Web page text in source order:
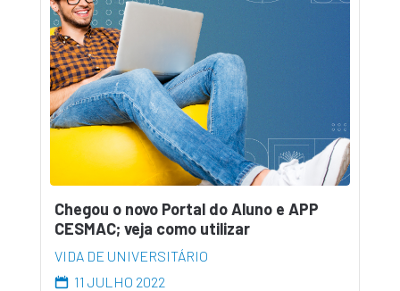
Chegou o novo Portal do Aluno e APP
CESMAC; veja como utilizar
VIDA DE UNIVERSITÁRIO
11 JULHO 2022